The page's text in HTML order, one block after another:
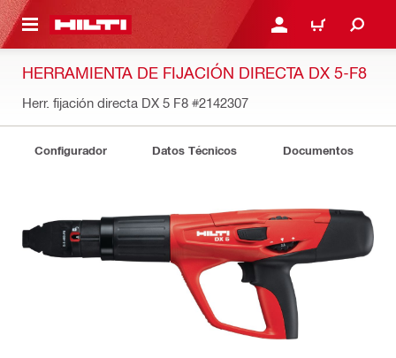
PRINCIPAL INICIE SESIÓN O
CARRITO
HERRAMIENTA DE FIJACIÓN DIRECTA DX 5-F8
Herr. fijación directa DX 5 F8 #2142307
Configurador Datos Técnicos Documentos